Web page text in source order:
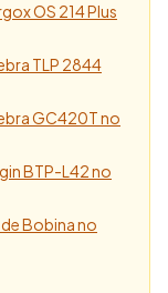
OS 214 Plus
TLP 2844
GC420T no
BTP-L42 no
Bobina no